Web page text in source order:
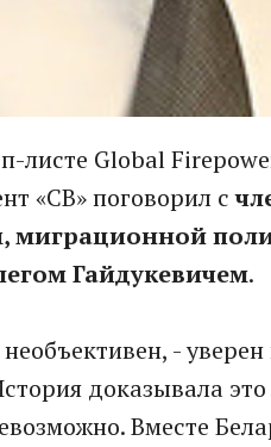
листе Global
«СВ» поговорил с
Гайдукевичем.
-
доказывала
Вместе